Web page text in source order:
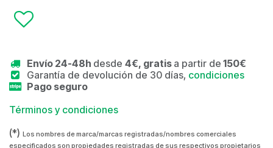
Envío 24-48h desde 4€, gratis a partir de 150€
Garantía de devolución de 30 días, condiciones
Pago seguro
Términos y condiciones
(*) Los nombres de marca/marcas registradas/nombres comerciales
especificados son propiedades registradas de sus respectivos propietarios